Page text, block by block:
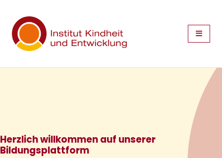
Herzlich willkommen auf unserer
Bildungsplattform